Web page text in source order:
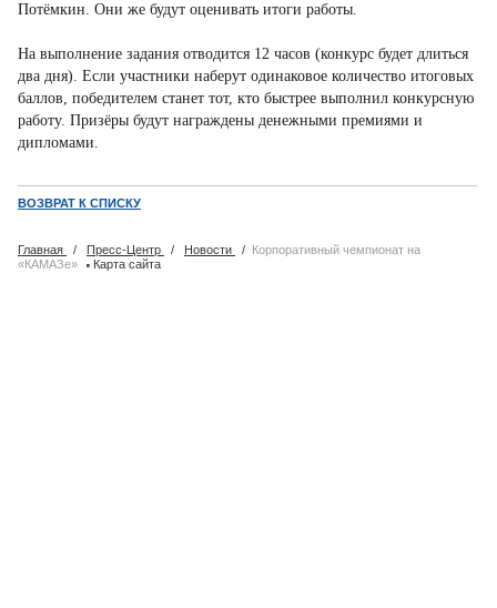
Потёмкин. Они же будут оценивать итоги работы.
На выполнение задания отводится 12 часов (конкурс будет длиться
два дня). Если участники наберут одинаковое количество итоговых
баллов, победителем станет тот, кто быстрее выполнил конкурсную
работу. Призёры будут награждены денежными премиями и
дипломами.
ВОЗВРАТ К СПИСКУ
Главная / Пресс-Центр / Новости / Корпоративный чемпионат на
«КАМАЗе»
·Карта сайта